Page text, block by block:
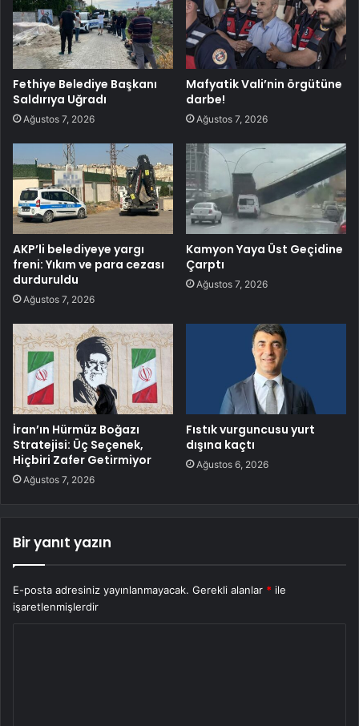
Fethiye Belediye Başkanı
Saldırıya Uğradı
Ağustos 7, 2026
Mafyatik Vali’nin örgütüne
darbe!
Ağustos 7, 2026
AKP’li belediyeye yargı
freni: Yıkım ve para cezası
durduruldu
Ağustos 7, 2026
Kamyon Yaya Üst Geçidine
Çarptı
Ağustos 7, 2026
İran’ın Hürmüz Boğazı
Stratejisi: Üç Seçenek,
Hiçbiri Zafer Getirmiyor
Ağustos 7, 2026
Fıstık vurguncusu yurt
dışına kaçtı
Ağustos 6, 2026
Bir yanıt yazın
E-posta adresiniz yayınlanmayacak. Gerekli alanlar * ile
işaretlenmişlerdir